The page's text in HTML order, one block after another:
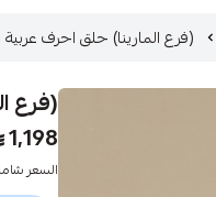
(فرع المارينا) حلق احرف عربية ذهب عيار 18
(فرع
1,198
السعر